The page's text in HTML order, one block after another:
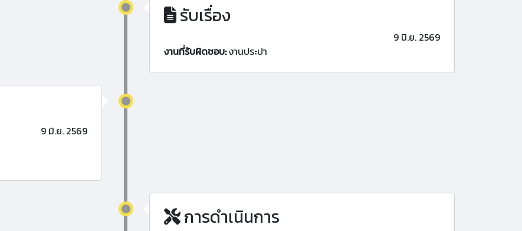
รับเรื่อง
9 มิ.ย. 2569
งานที่รับผิดชอบ:งานประปา
9 มิ.ย. 2569
การดำเนินการ